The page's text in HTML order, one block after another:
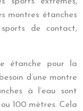
montres étanches
de contact,
étanche pour la
d’une montre
à l’eau sont
100 mètres. Cela